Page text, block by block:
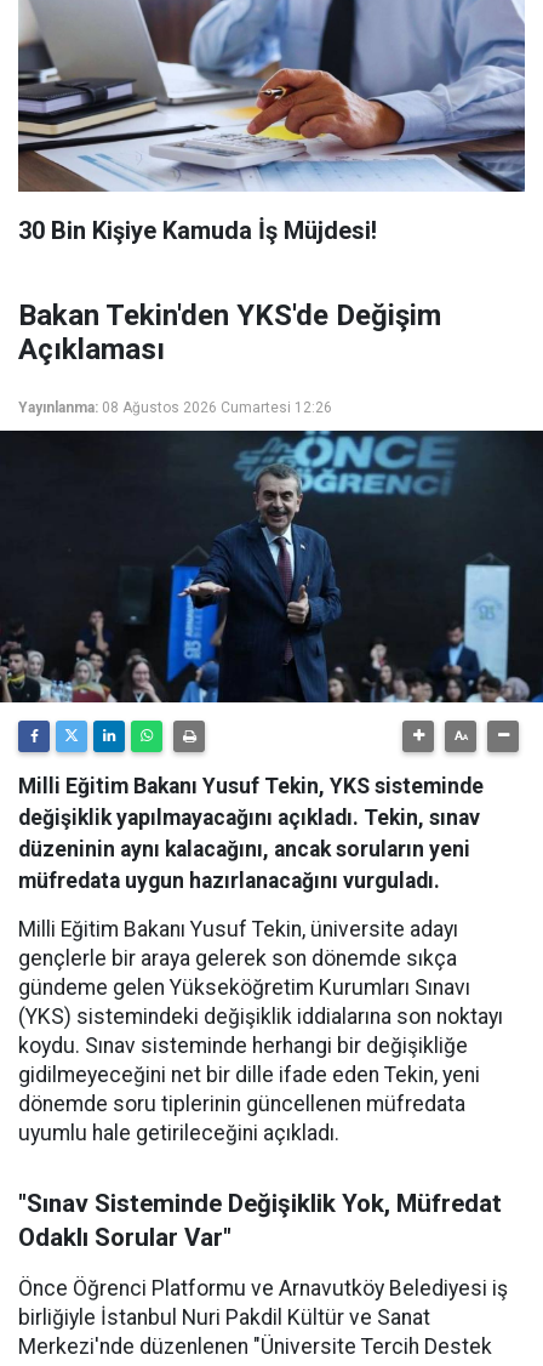
​30 Bin Kişiye Kamuda İş Müjdesi!
Bakan Tekin'den YKS'de Değişim
Açıklaması
Yayınlanma: 08 Ağustos 2026 Cumartesi 12:26
Milli Eğitim Bakanı Yusuf Tekin, YKS sisteminde
değişiklik yapılmayacağını açıkladı. Tekin, sınav
düzeninin aynı kalacağını, ancak soruların yeni
müfredata uygun hazırlanacağını vurguladı.
Milli Eğitim Bakanı Yusuf Tekin, üniversite adayı
gençlerle bir araya gelerek son dönemde sıkça
gündeme gelen Yükseköğretim Kurumları Sınavı
(YKS) sistemindeki değişiklik iddialarına son noktayı
koydu. Sınav sisteminde herhangi bir değişikliğe
gidilmeyeceğini net bir dille ifade eden Tekin, yeni
dönemde soru tiplerinin güncellenen müfredata
uyumlu hale getirileceğini açıkladı.
"Sınav Sisteminde Değişiklik Yok, Müfredat
Odaklı Sorular Var"
Önce Öğrenci Platformu ve Arnavutköy Belediyesi iş
birliğiyle İstanbul Nuri Pakdil Kültür ve Sanat
Merkezi'nde düzenlenen "Üniversite Tercih Destek